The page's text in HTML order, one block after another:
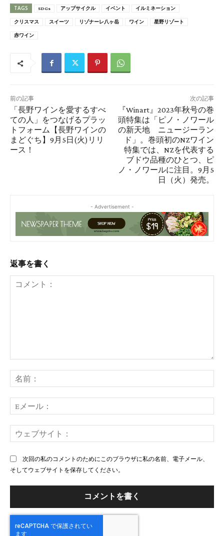
TAGS SDGs アップサイクル イベント イルミネーション
クリスマス スイーツ リゾナーレ八ヶ岳 ワイン 星野リゾート
赤ワイン
前の記事
「長野ワインを愛するすべ
ての人」をつなげるプラッ
トフォーム【長野ワインの
まどぐち】9月5日(火)リリ
ース！
次の記事
『Winart』2023年秋号の巻
頭特集は「ピノ・ノワール
の新天地 ニュージーラン
ド」。巻頭初のNZワイン
特集では、NZを代表する
ブドウ品種のひとつ、ピ
ノ・ノワールに注目。9月5
日（火）発売。
- Advertisement -
返事を書く
ン
ト：
前
メ
ー
ェ
次回の私のコメントのためにこのブラウザに私の名前、電子メール、
そしてウェブサイトを保存してください。